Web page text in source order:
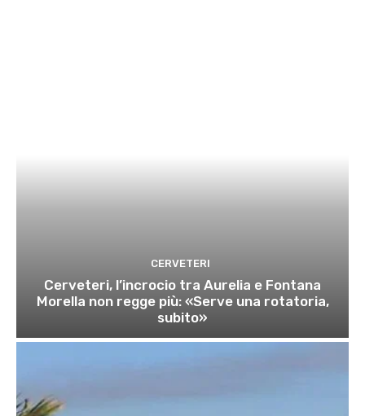
CERVETERI
Cerveteri, l’incrocio tra Aurelia e Fontana
Morella non regge più: «Serve una rotatoria,
subito»